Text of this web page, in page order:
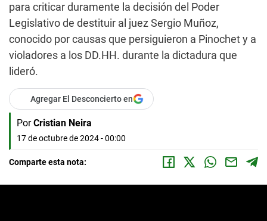
para criticar duramente la decisión del Poder
Legislativo de destituir al juez Sergio Muñoz,
conocido por causas que persiguieron a Pinochet y a
violadores a los DD.HH. durante la dictadura que
lideró.
Agregar El Desconcierto en
Por Cristian Neira
17 de octubre de 2024 - 00:00
Comparte esta nota: